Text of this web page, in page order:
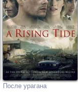
После урагана